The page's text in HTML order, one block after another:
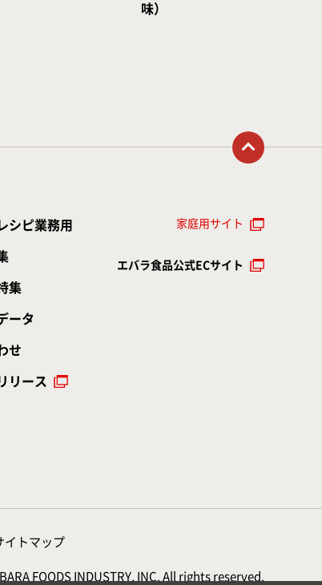
味）
トップに戻る
シピ業務用
集
ータ
せ
リース
家庭用サイト
エバラ食品公式ECサイト
イトマップ
FOODS INDUSTRY, INC. All rights reserved.